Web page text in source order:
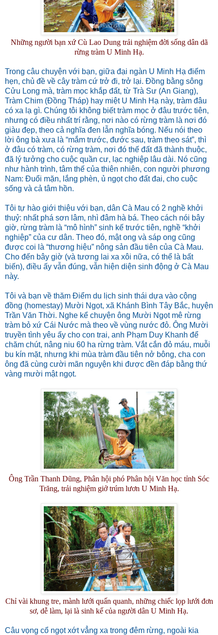
Những người bạn xứ Cù Lao Dung trải nghiệm đời sống dân dã
rừng tràm U Minh Hạ.
Trong câu chuyện với bạn, giữa đại ngàn U Minh Hạ điểm
hẹn, chủ đề về cây tràm cứ trở đi, trở lại. Ðồng bằng sông
Cửu Long mà, tràm mọc khắp đất, từ Trà Sư (An Giang),
Tràm Chim (Ðồng Tháp) hay miệt U Minh Hạ này, tràm đâu
có xa lạ gì. Chúng tôi không biết tràm mọc ở đâu trước tiên,
nhưng có điều nhất trí rằng, nơi nào có rừng tràm là nơi đó
giàu đẹp, theo cả nghĩa đen lẫn nghĩa bóng. Nếu nói theo
lời ông bà xưa là “mắm trước, đước sau, tràm theo sát”, thì
ở đâu có tràm, có rừng tràm, nơi đó thế đất đã thành thuộc,
đã lý tưởng cho cuộc quần cư, lạc nghiệp lâu dài. Nó cũng
như hành trình, tâm thế của thiên nhiên, con người phương
Nam: Ðuổi mặn, lắng phèn, ủ ngọt cho đất đai, cho cuộc
sống và cả tâm hồn.
Tôi tự hào giới thiệu với bạn, dân Cà Mau có 2 nghề khởi
thuỷ: nhất phá sơn lâm, nhì đâm hà bá. Theo cách nói bây
giờ, rừng tràm là “mô hình” sinh kế trước tiên, nghề “khởi
nghiệp” của cư dân. Theo đó, mật ong và sáp ong cũng
được coi là “thương hiệu” nông sản đầu tiên của Cà Mau.
Cho đến bây giờ (và tương lai xa xôi nữa, có thể là bất
biến), điều ấy vẫn đúng, vẫn hiện diện sinh động ở Cà Mau
này.
Tôi và bạn về thăm Ðiểm du lịch sinh thái dựa vào cộng
đồng (homestay) Mười Ngọt, xã Khánh Bình Tây Bắc, huyện
Trần Văn Thời. Nghe kể chuyện ông Mười Ngọt mê rừng
tràm bỏ xứ Cái Nước mà theo về vùng nước đỏ. Ông Mười
truyền tình yêu ấy cho con trai, anh Phạm Duy Khanh để
chăm chút, nâng niu 60 ha rừng tràm. Vắt cắn đỏ máu, muỗi
bu kín mặt, nhưng khi mùa tràm đầu tiên nở bông, cha con
ông đã cùng cười mãn nguyện khi được đền đáp bằng thứ
vàng mười mật ngọt.
Ông Trần Thanh Dũng, Phân hội phó Phân hội Văn học tỉnh Sóc
Trăng, trải nghiệm giở trúm lươn U Minh Hạ.
Chỉ vài khung tre, mành lưới quấn quanh, những chiếc lọp lưới đơn
sơ, dễ làm, lại là sinh kế của người dân U Minh Hạ.
Câu vọng cổ ngọt xớt vẳng xa trong đêm rừng, ngoài kia